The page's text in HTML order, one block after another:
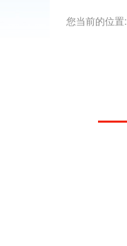
您当前的位置: